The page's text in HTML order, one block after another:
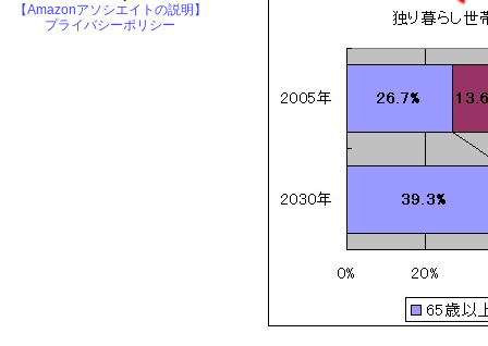
【Amazonアソシエイトの説明】
プライバシーポリシー